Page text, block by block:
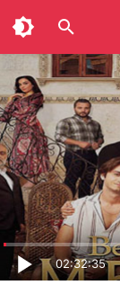
02:32:35